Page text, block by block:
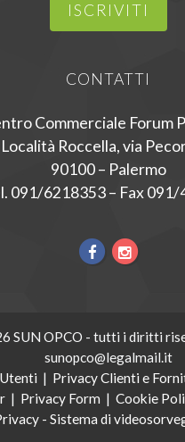
ISCRIVITI
CONTATTI
Commerciale Forum
Località Roccella, via
90100 – Palermo
091/6218353 – Fax
SUN OPCO - tutti i diritti
sunopco@legalmail.it
| Privacy Clienti e
| Privacy Form | Cookie
- Sistema di